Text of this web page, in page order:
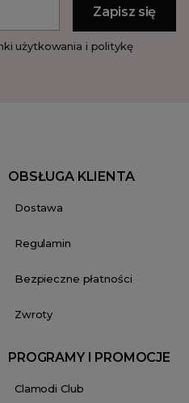
użytkowania i politykę
OBSŁUGA KLIENTA
Dostawa
Regulamin
Bezpieczne płatności
Zwroty
PROGRAMY I PROMOCJE
Clamodi Club